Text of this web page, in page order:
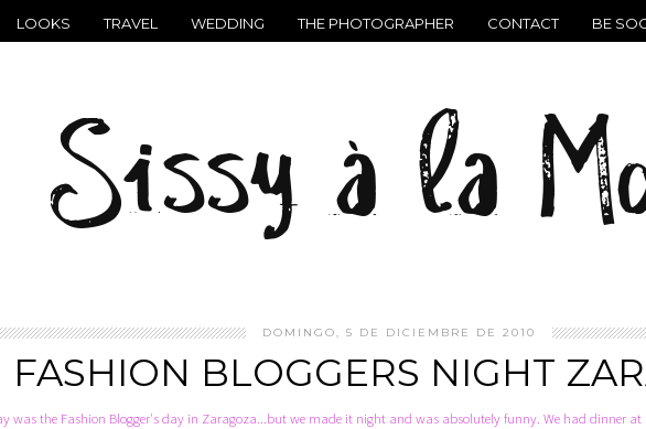
LOOKS TRAVEL WEDDING THE PHOTOGRAPHER CONTACT BE
DOMINGO, 5 DE DICIEMBRE DE 2010
FASHION BLOGGERS NIGHT
was the Fashion Blogger's day in Zaragoza...but we made it night and was absolutely funny. We had dinner